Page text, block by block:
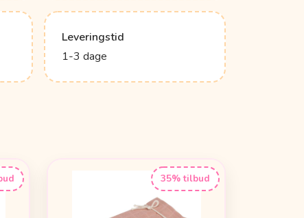
Leveringstid
1-3 dage
35% tilbud